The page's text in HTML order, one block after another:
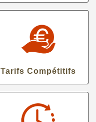
Tarifs Compétitifs